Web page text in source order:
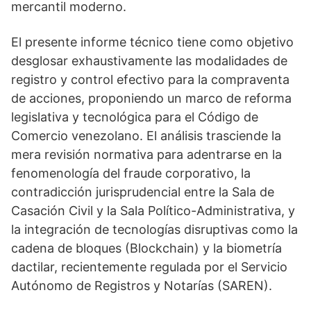
mercantil moderno.
El presente informe técnico tiene como objetivo
desglosar exhaustivamente las modalidades de
registro y control efectivo para la compraventa
de acciones, proponiendo un marco de reforma
legislativa y tecnológica para el Código de
Comercio venezolano. El análisis trasciende la
mera revisión normativa para adentrarse en la
fenomenología del fraude corporativo, la
contradicción jurisprudencial entre la Sala de
Casación Civil y la Sala Político-Administrativa, y
la integración de tecnologías disruptivas como la
cadena de bloques (Blockchain) y la biometría
dactilar, recientemente regulada por el Servicio
Autónomo de Registros y Notarías (SAREN).